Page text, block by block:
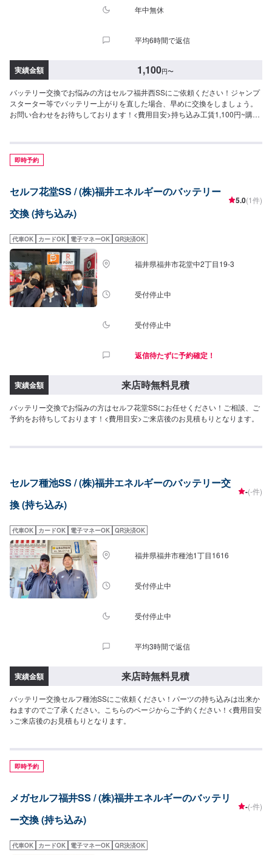
年中無休
平均6時間で返信
実績金額 1,100円〜
バッテリー交換でお悩みの方はセルフ福井西SSにご依頼ください！ジャンプ
スターター等でバッテリー上がりを直した場合、早めに交換をしましょう。
お問い合わせをお待ちしております！<費用目安>持ち込み工賃1,100円~購入
即時予約
セルフ花堂SS / (株)福井エネルギーのバッテリー
交換 (持ち込み)
5.0(1件)
代車OK カードOK 電子マネーOK QR決済OK
福井県福井市花堂中2丁目19-3
受付停止中
受付停止中
返信待たずに予約確定！
実績金額 来店時無料見積
バッテリー交換でお悩みの方はセルフ花堂SSにお任せください！ご相談、ご
予約をお待ちしております！<費用目安>ご来店後のお見積もりとなります。
セルフ種池SS / (株)福井エネルギーのバッテリー交
換 (持ち込み)
-(-件)
代車OK カードOK 電子マネーOK QR決済OK
福井県福井市種池1丁目1616
受付停止中
受付停止中
平均3時間で返信
実績金額 来店時無料見積
バッテリー交換セルフ種池SSにご依頼ください！パーツの持ち込みは出来か
ねますのでご了承ください。こちらのページからご予約ください！<費用目安
>ご来店後のお見積もりとなります。
即時予約
メガセルフ福井SS / (株)福井エネルギーのバッテリ
ー交換 (持ち込み)
-(-件)
代車OK カードOK 電子マネーOK QR決済OK